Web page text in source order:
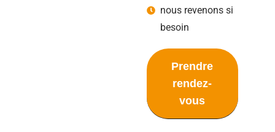
nous revenons si
besoin
Prendre
rendez-
vous